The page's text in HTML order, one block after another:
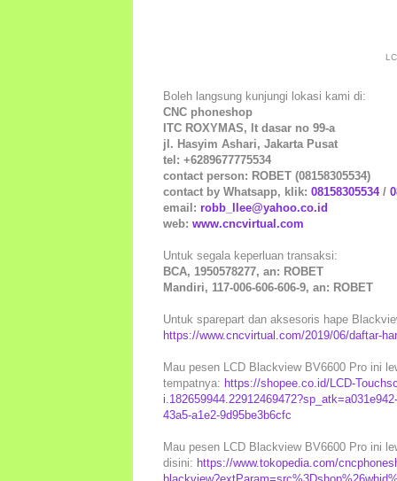
Boleh langsung kunjungi lokasi kami di:
CNC phoneshop
ITC ROXYMAS, lt dasar no 99-a
jl. Hasyim Ashari, Jakarta Pusat
tel: +6289677775534
contact person: ROBET (08158305534)
contact by Whatsapp, klik: 08158305534/
email: robb_llee@yahoo.co.id
web: www.cncvirtual.com
Untuk segala keperluan transaksi:
BCA, 1950578277, an: ROBET
Mandiri, 117-006-606-606-9, an: ROBET
Untuk sparepart dan aksesoris hape
https://www.cncvirtual.com/2019/06/daftar-
Mau pesen LCD Blackview BV6600 Pro ini
tempatnya: https://shopee.co.id/LCD-
43a5-a1e2-9d95be3b6cfc
Mau pesen LCD Blackview BV6600 Pro ini
disini: https://www.tokopedia.com/